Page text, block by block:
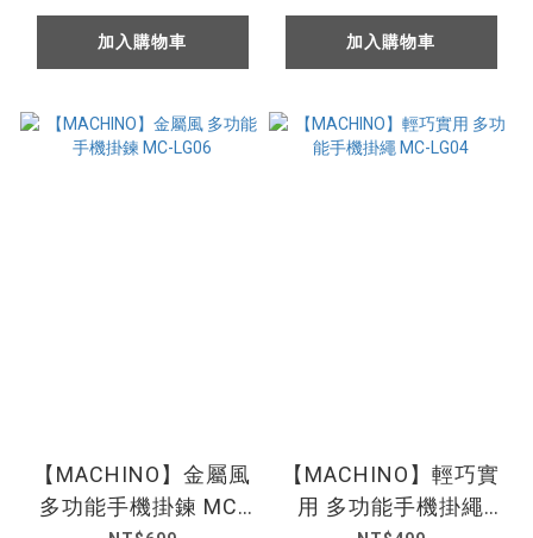
加入購物車 加入購物車
【MACHINO】金屬風
多功能手機掛鍊 MC-
【MACHINO】輕巧實
用 多功能手機掛繩